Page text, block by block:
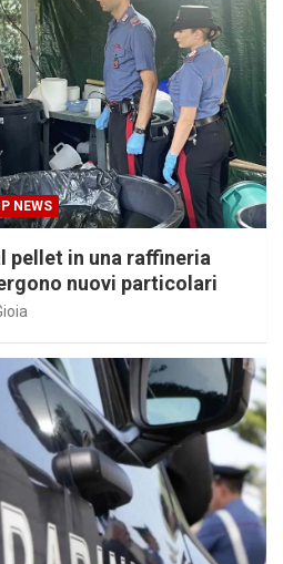
NEWS
pellet in una raffineria
nuovi particolari